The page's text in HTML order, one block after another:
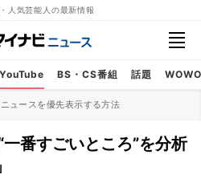
人気芸能人の最新情報
YouTube BS・CS番組 話題
ュースを優先表示する方法
番すごいところ”を分析